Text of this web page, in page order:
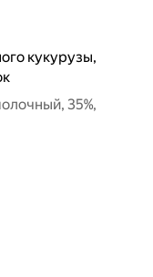
кукурузы,
35%,